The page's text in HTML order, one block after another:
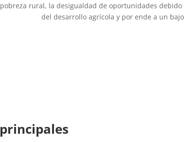
pobreza rural, la desigualdad de oportunidades
del desarrollo agrícola y por ende a un